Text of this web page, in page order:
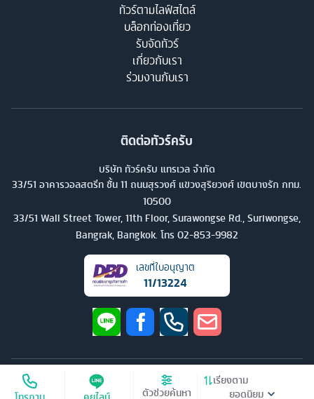
ตัวช่วยค้นหา
เรียงตาม
ทัวร์ตามไลฟ์สไตล์
บล็อกท่องเที่ยว
รับจัดทัวร์
เกี่ยวกับเรา
ร่วมงานกับเรา
ติดต่อทัวร์ครับ
บริษัท ทัวร์ครับ แทรเวล จำกัด
33/51 อาคารวอลสตรีท ชั้น 11 ถนนสุรวงศ์ แขวงสุริยวงศ์ เขตบางรัก กทม.
10500
33/51 Wall Street Tower, 11th Floor, Surawongse Rd., Suriwongse,
Bangrak, Bangkok. โทร 02-853-9982
เลขที่ใบอนุญาต
11/13224
2026บริษัท ทัวร์ครับ แทรเวล จำกัด สงวนลิขสิทธิ์